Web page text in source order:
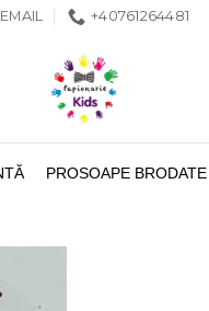
EMAIL +40761264481
PROSOAPE BRODATE